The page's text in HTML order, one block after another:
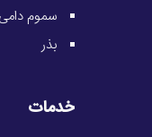
سموم دامی
بذر
خدمات